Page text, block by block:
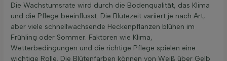
Die Wachstumsrate wird durch die Bodenqualität, das Klima
und die Pflege beeinflusst. Die Blütezeit variiert je nach Art,
aber viele schnellwachsende Heckenpflanzen blühen im
Frühling oder Sommer. Faktoren wie Klima,
Wetterbedingungen und die richtige Pflege spielen eine
wichtige Rolle. Die Blütenfarben können von Weiß über Gelb